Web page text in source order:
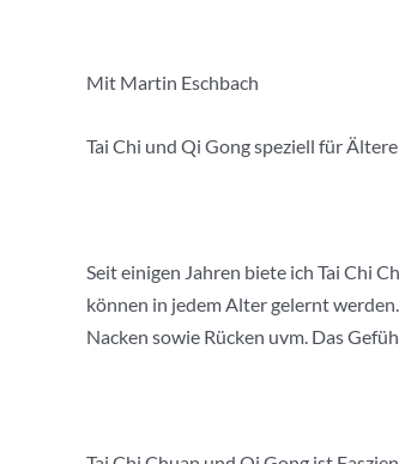
Mit Martin Eschbach
Tai Chi und Qi Gong speziell für Ältere
Seit einigen Jahren biete ich Tai Chi
können in jedem Alter gelernt
Nacken sowie Rücken uvm. Das